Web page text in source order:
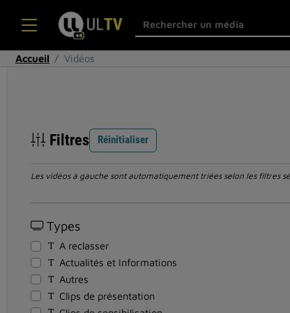
Accueil Vidéos
Filtres Réinitialiser
Les vidéos à gauche sont automatiquement triées selon les filtres
Types
A reclasser
Actualités et Informations
Autres
Clips de présentation